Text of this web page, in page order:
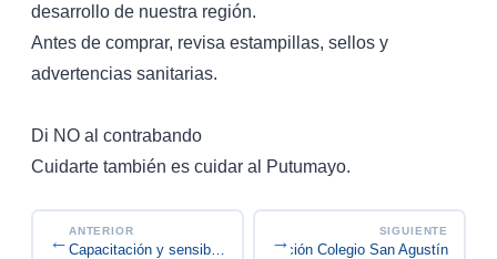
desarrollo de nuestra región.
Antes de comprar, revisa estampillas, sellos y
advertencias sanitarias.
Di NO al contrabando
Cuidarte también es cuidar al Putumayo.
← ANTERIOR
Capacitación y sensibilización contra el contrab...
SIGUIENTE
Jornada de sensibilización Colegio San Agustín
→